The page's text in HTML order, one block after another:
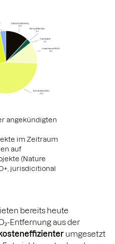
angekündigten
im Zeitraum
auf
(Nature
jurisdicitional
bereits heute
Entfernung aus der
kosteneffizienter umgesetzt